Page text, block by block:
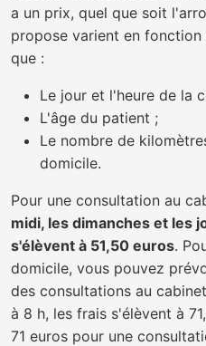
a un prix, quel que soit
propose varient en
que :
Le jour et l'heure de la
L'âge du patient ;
Le nombre de
domicile.
Pour une consultation au
midi, les dimanches et les
s'élèvent à 51,50 euros.
domicile, vous pouvez
des consultations au
à 8 h, les frais s'élèvent à
71 euros pour une